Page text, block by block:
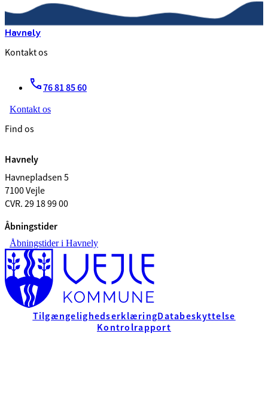
Havnely
Kontakt os
76 81 85 60
Kontakt os
Find os
Havnely
Havnepladsen 5
7100 Vejle
CVR. 29 18 99 00
Åbningstider
Åbningstider i Havnely
TilgængelighedserklæringDatabeskyttelse
Kontrolrapport